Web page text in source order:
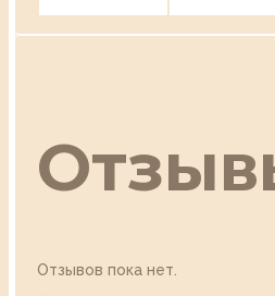
Отзывов пока нет.